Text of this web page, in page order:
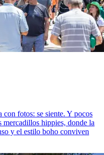
con fotos: se siente. Y pocos
mercadillos hippies, donde la
y el estilo boho conviven